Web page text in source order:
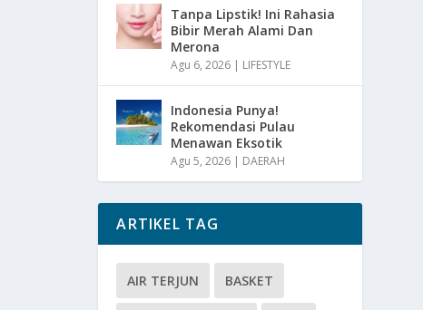
Tanpa Lipstik! Ini Rahasia
Bibir Merah Alami Dan
Merona
Agu 6, 2026 | LIFESTYLE
Indonesia Punya!
Rekomendasi Pulau
Menawan Eksotik
Agu 5, 2026 | DAERAH
ARTIKEL TAG
AIR TERJUN BASKET